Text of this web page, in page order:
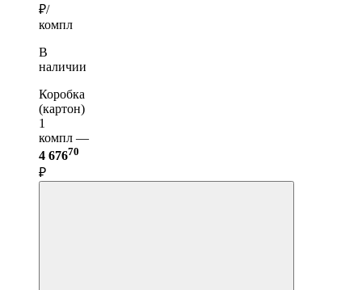
₽/
компл
В
наличии
Коробка
(картон)
1
компл —
4 67670
₽